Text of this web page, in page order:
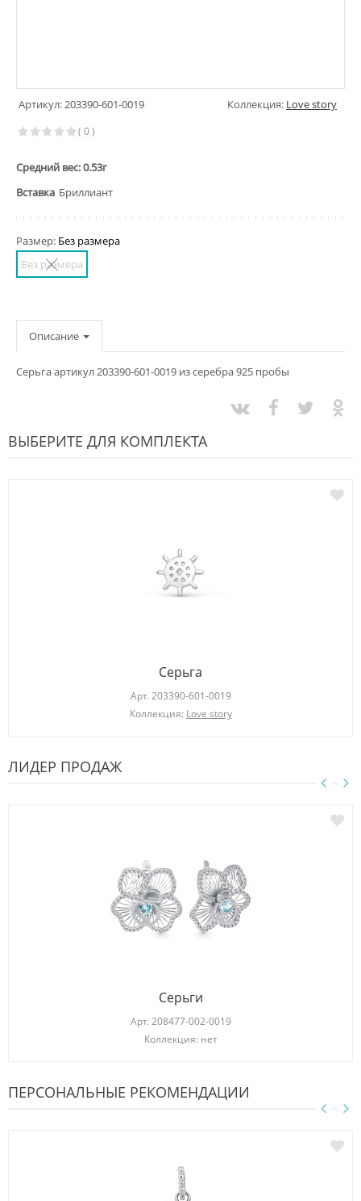
Артикул: 203390-601-0019 Коллекция: Love story
( 0 )
Средний вес: 0.53г
Вставка Бриллиант
Размер: Без размера
Без размера
Описание
Серьга артикул 203390-601-0019 из серебра 925 пробы
ВЫБЕРИТЕ ДЛЯ КОМПЛЕКТА
Серьга
Арт. 203390-601-0019
Коллекция: Love story
ЛИДЕР ПРОДАЖ
Серьги
Арт. 208477-002-0019
Коллекция: нет
ПЕРСОНАЛЬНЫЕ РЕКОМЕНДАЦИИ